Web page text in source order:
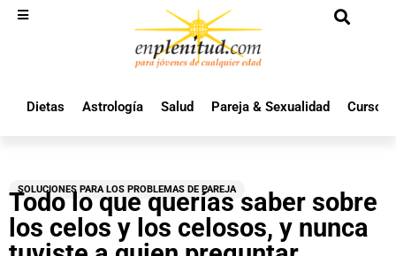
Dietas Astrología Salud Pareja & Sexualidad Cursos
SOLUCIONES PARA LOS PROBLEMAS DE PAREJA
Todo lo que querías saber sobre
los celos y los celosos, y nunca